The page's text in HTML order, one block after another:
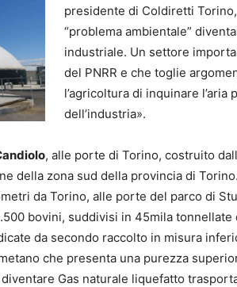
presidente di Coldiretti Torino,
“problema ambientale”
industriale. Un settore
del PNRR e che toglie
l’agricoltura di inquinare
dell’industria».
, alle porte di Torino, costruito
della zona sud della provincia di
da Torino, alle porte del parco di
bovini, suddivisi in 45mila tonnellate
da secondo raccolto in misura
che presenta una purezza
Gas naturale liquefatto